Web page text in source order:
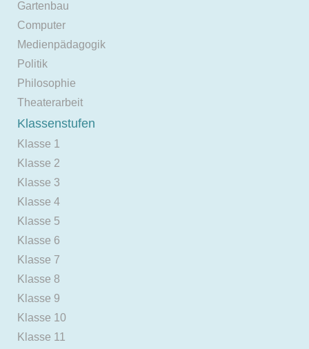
Gartenbau
Computer
Medienpädagogik
Politik
Philosophie
Theaterarbeit
Klassenstufen
Klasse 1
Klasse 2
Klasse 3
Klasse 4
Klasse 5
Klasse 6
Klasse 7
Klasse 8
Klasse 9
Klasse 10
Klasse 11